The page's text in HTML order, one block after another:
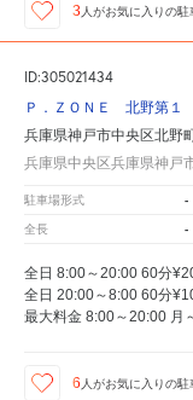
3 人がお気に入りの駐
ID:305021434
Ｐ．ＺＯＮＥ 北野第１
兵庫県神戸市中央区北野
兵庫県中央区兵庫県神戸
駐車場形式 -
全長 -
全日 8:00～20:00 60分
全日 20:00～8:00 60分
最大料金 8:00～20:00 月
6 人がお気に入りの駐